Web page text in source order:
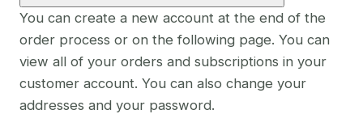
You can create a new account at the end of the
order process or on the following page. You can
view all of your orders and subscriptions in your
customer account. You can also change your
addresses and your password.